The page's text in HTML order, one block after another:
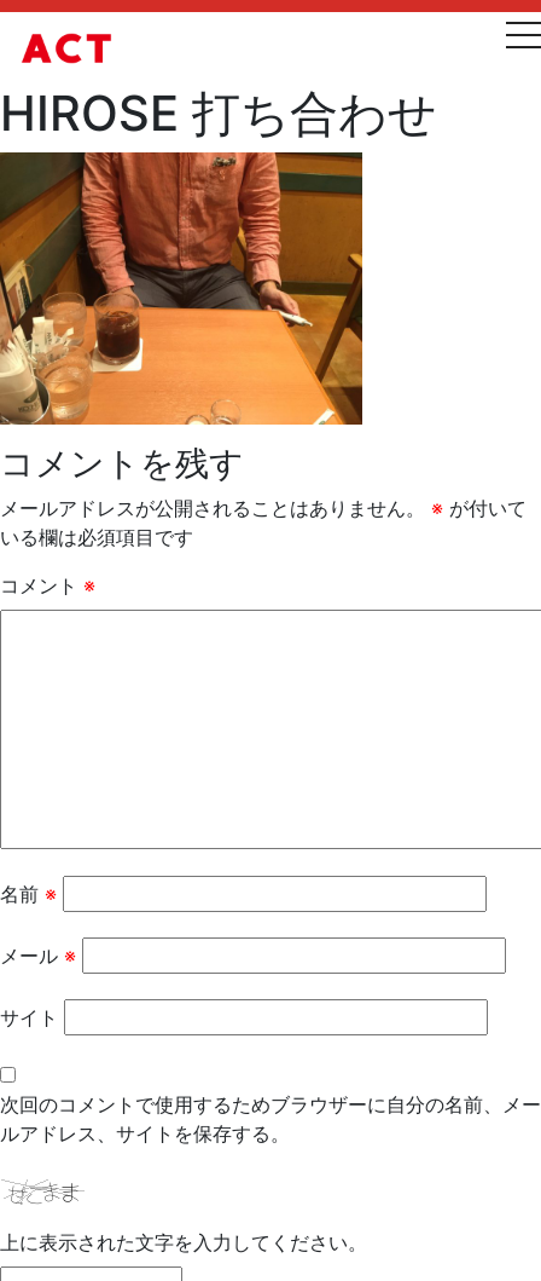
HIROSE 打ち合わせ
コメントを残す
メールアドレスが公開されることはありません。 ※ が付いて
いる欄は必須項目です
コメント ※
名前 ※
メール ※
サイト
次回のコメントで使用するためブラウザーに自分の名前、メー
ルアドレス、サイトを保存する。
上に表示された文字を入力してください。